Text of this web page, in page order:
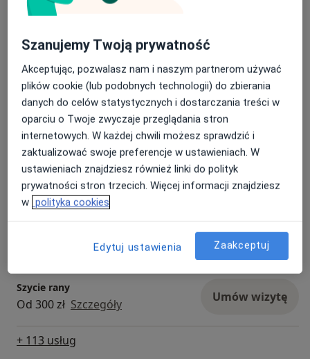
Usługi i ceny
Konsultacja z zakresu medycyny
estetycznej
Od 250 zł Szczegóły
Osocze bogatopłytkowe uda
Od 1 000 zł Szczegóły Umów wizytę
Toksyna botulinowa 2 okolice
1 200 zł Szczegóły Umów wizytę
Szczegóły Umów wizytę
Szycie rany
Od 300 zł Szczegóły Umów wizytę
+ 113 usług
Szanujemy Twoją prywatność
Akceptując, pozwalasz nam i naszym partnerom używać
plików cookie (lub podobnych technologii) do zbierania
danych do celów statystycznych i dostarczania treści w
oparciu o Twoje zwyczaje przeglądania stron
internetowych. W każdej chwili możesz sprawdzić i
zaktualizować swoje preferencje w ustawieniach. W
ustawieniach znajdziesz również linki do polityk
prywatności stron trzecich. Więcej informacji znajdziesz
w polityka cookies
Edytuj ustawienia Zaakceptuj